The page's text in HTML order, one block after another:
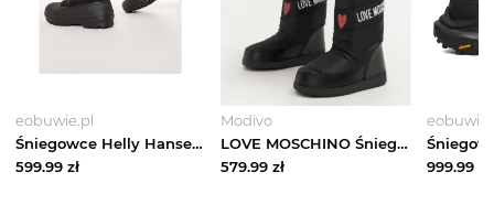
eobuwie.pl
Śniegowce Helly Hansen Gamvik 116-32.990 Czarny
599.99 zł
Modivo
LOVE MOSCHINO Śniegowce JA24032G1LISA000 Czarny
579.99 zł 999.99zł